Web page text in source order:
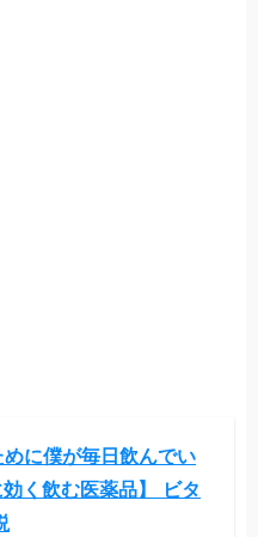
に僕が毎日飲んでい
く飲む医薬品】 ビタ